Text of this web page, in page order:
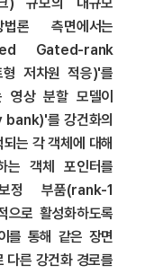
론 측면에서는
Gated-rank
저차원 적응)'를
영상 분할 모델이
를 강건화의
는 각 객체에 대해
는 객체 포인터를
정 부품(rank-1
로 활성화하도록
를 통해 같은 장면
다른 강건화 경로를